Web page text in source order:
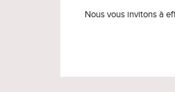
Nous vous invitons à